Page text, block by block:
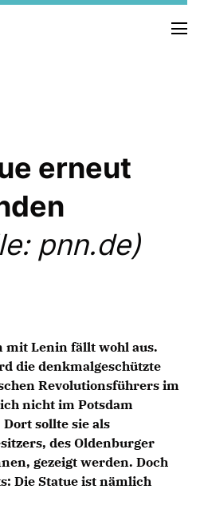
VITA
BÜRGERBÜRO
CDU
Anfragen
Deutschland
Brandenburger Landtag
Brandenburg
Potsdam
erneut
pnn.de)
mit Lenin fällt wohl aus.
die denkmalgeschützte
Revolutionsführers im
nicht im Potsdam
Dort sollte sie als
des Oldenburger
gezeigt werden. Doch
Die Statue ist nämlich